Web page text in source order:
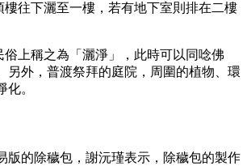
樓往下灑至一樓，若有地下室則排在二樓
俗上稱之為「灑淨」，此時可以同唸佛
另外，普渡祭拜的庭院，周圍的植物、環
。
版的除穢包，謝沅瑾表示，除穢包的製作